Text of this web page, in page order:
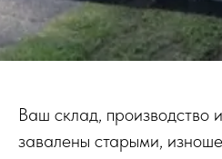
Ваш склад, производство
завалены старыми,